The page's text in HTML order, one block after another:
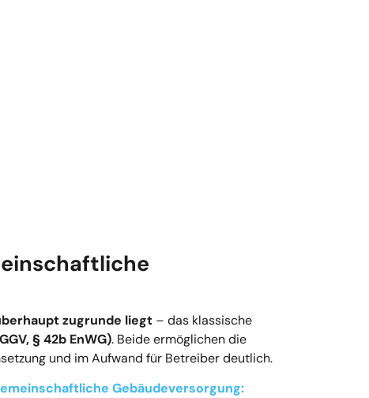
zugrunde liegt – das klassische
§ 42b EnWG). Beide ermöglichen die
und im Aufwand für Betreiber deutlich.
Gebäudeversorgung: